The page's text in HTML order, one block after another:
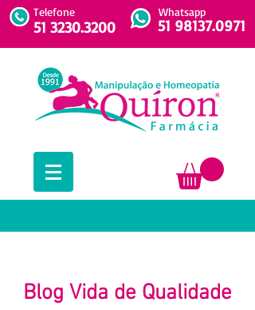
51 3230.3200
Telefone
51 98137.0971
Whatsapp
Blog Vida de Qualidade